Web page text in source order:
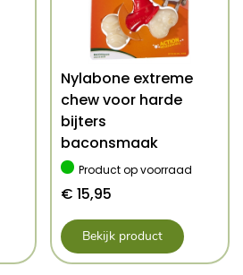
Nylabone extreme
chew voor harde
bijters
baconsmaak
Product op voorraad
€ 15,95
Bekijk product